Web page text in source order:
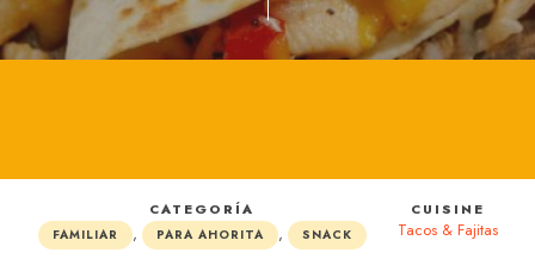
CATEGORÍA
FAMILIAR , PARA AHORITA , SNACK
CUISINE
Tacos & Fajitas